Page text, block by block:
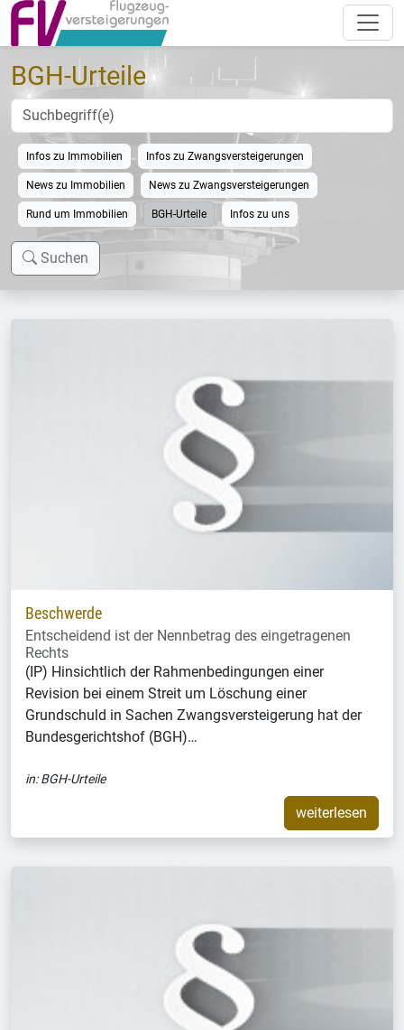
BGH-Urteile
Infos zu Immobilien Infos zu Zwangsversteigerungen
News zu Immobilien News zu Zwangsversteigerungen
Rund um Immobilien BGH-Urteile Infos zu uns
Suchen
Beschwerde
Entscheidend ist der Nennbetrag des eingetragenen
Rechts
(IP) Hinsichtlich der Rahmenbedingungen einer
Revision bei einem Streit um Löschung einer
Grundschuld in Sachen Zwangsversteigerung hat der
Bundesgerichtshof (BGH)…
in:BGH-Urteile
weiterlesen